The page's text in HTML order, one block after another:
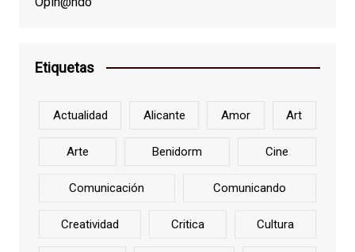
Etiquetas
Actualidad Alicante Amor Art
Arte Benidorm Cine
Comunicación Comunicando
Creatividad Critica Cultura